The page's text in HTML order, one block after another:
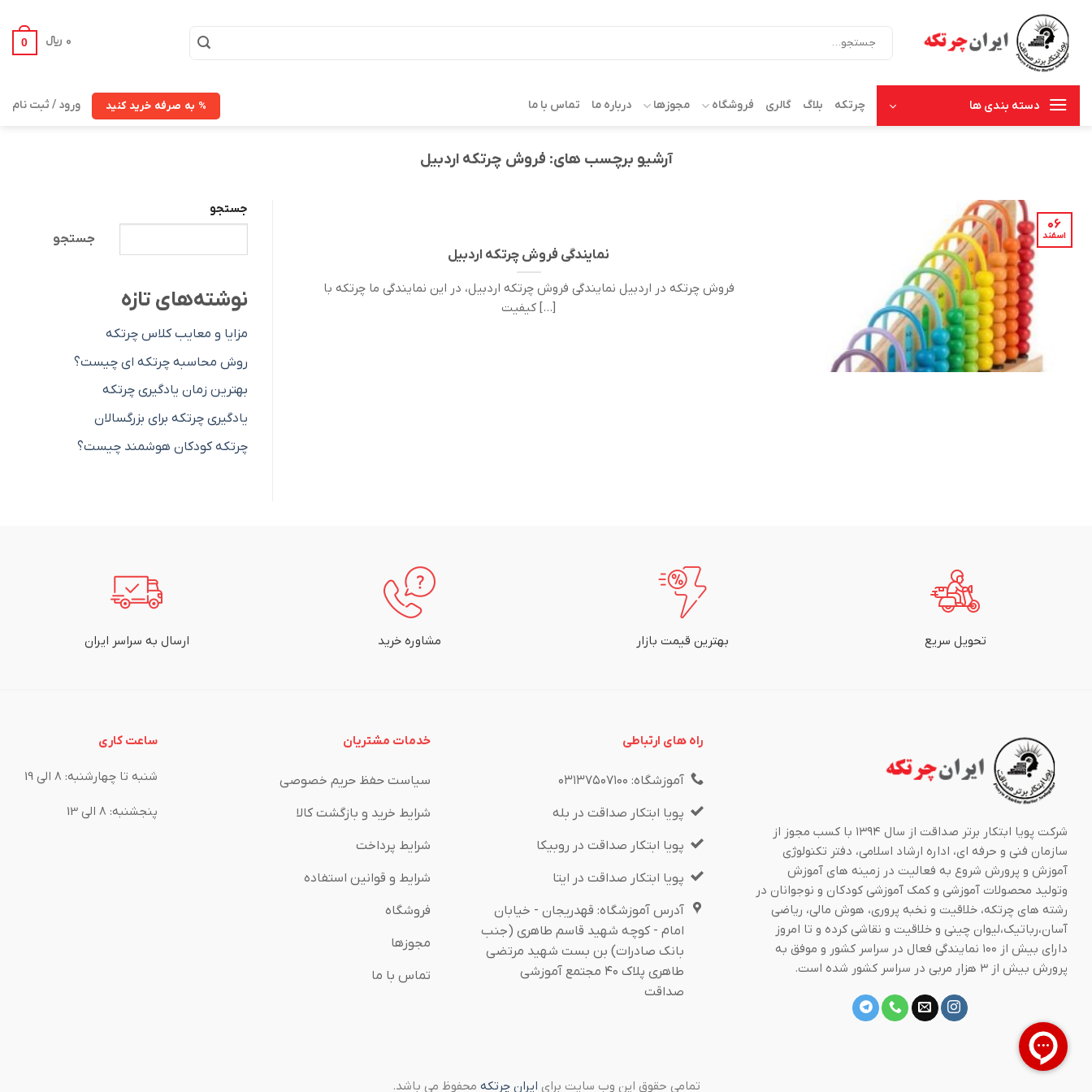
content
برای:
0 ﷼ 0
دسته بندی ها چرتکه بلاگ گالری فروشگاه مجوزها درباره ما تماس با ما % به صرفه خرید کنید ورود / ثبت نام
آرشیو برچسب های: فروش چرتکه اردبیل
نمایندگی فروش چرتکه اردبیل
فروش چرتکه در اردبیل نمایندگی فروش چرتکه اردبیل، در این نمایندگی ما چرتکه با
کیفیت [...]
۰۶
اسفند
جستجو
جستجو
نوشته‌های تازه
مزایا و معایب کلاس چرتکه
روش محاسبه چرتکه ای چیست؟
بهترین زمان یادگیری چرتکه
یادگیری چرتکه برای بزرگسالان
چرتکه کودکان هوشمند چیست؟
تحویل سریع بهترین قیمت بازار مشاوره خرید ارسال به سراسر ایران
شرکت پویا ابتکار برتر صداقت از سال ۱۳۹۴ با کسب مجوز از
سازمان فنی و حرفه ای، اداره ارشاد اسلامی، دفتر تکنولوژی
آموزش و پرورش شروع به فعالیت در زمینه های آموزش
وتولید محصولات آموزشی و کمک آموزشی کودکان و نوجوانان در
رشته های چرتکه، خلاقیت و نخبه پروری، هوش مالی، ریاضی
آسان،رباتیک،لیوان چینی و خلاقیت و نقاشی کرده و تا امروز
دارای بیش از ۱۰۰ نمایندگی فعال در سراسر کشور و موفق به
پرورش بیش از ۳ هزار مربی در سراسر کشور شده است.
راه های ارتباطی
آموزشگاه: ۰۳۱۳۷۵۰۷۱۰۰
پویا ابتکار صداقت در بله
پویا ابتکار صداقت در روبیکا
پویا ابتکار صداقت در ایتا
آدرس آموزشگاه: قهدریجان - خیابان
امام - کوچه شهید قاسم طاهری (جنب
بانک صادرات) بن بست شهید مرتضی
طاهری پلاک ۴۰ مجتمع آموزشی
صداقت
خدمات مشتریان
سیاست حفظ حریم خصوصی
شرایط خرید و بازگشت کالا
شرایط پرداخت
شرایط و قوانین استفاده
فروشگاه
مجوزها
تماس با ما
ساعت کاری
شنبه تا چهارشنبه: 8 الی 19
پنجشنبه: 8 الی 13
تمامی حقوق این وب سایت برای ایران چرتکه محفوظ می باشد.